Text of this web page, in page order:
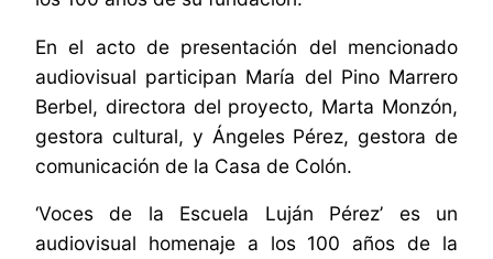
En el acto de presentación del mencionado
audiovisual participan María del Pino Marrero
Berbel, directora del proyecto, Marta Monzón,
gestora cultural, y Ángeles Pérez, gestora de
comunicación de la Casa de Colón.
‘Voces de la Escuela Luján Pérez’ es un
audiovisual homenaje a los 100 años de la